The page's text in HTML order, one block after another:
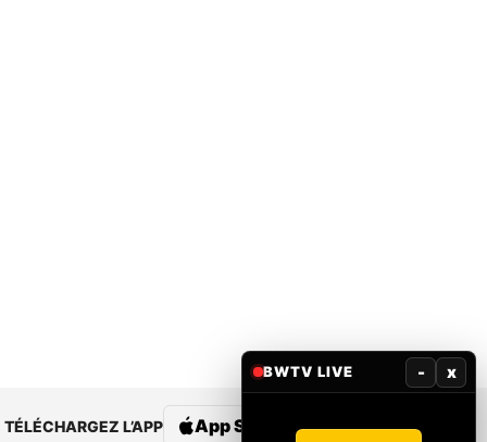
TÉLÉCHARGEZ L’APP App Store Google Play
BWTV LIVE - x